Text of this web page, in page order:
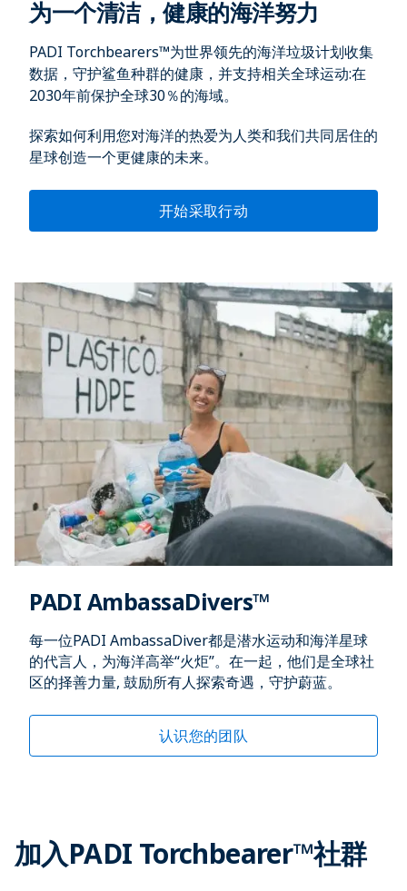
为一个清洁，健康的海洋努力
PADI Torchbearers™为世界领先的海洋垃圾计划收集
数据，守护鲨鱼种群的健康，并支持相关全球运动:在
2030年前保护全球30％的海域。
探索如何利用您对海洋的热爱为人类和我们共同居住的
星球创造一个更健康的未来。
开始采取行动
PADI AmbassaDivers™
每一位PADI AmbassaDiver都是潜水运动和海洋星球
的代言人，为海洋高举“火炬”。在一起，他们是全球社
区的择善力量, 鼓励所有人探索奇遇，守护蔚蓝。
认识您的团队
加入PADI Torchbearer™社群